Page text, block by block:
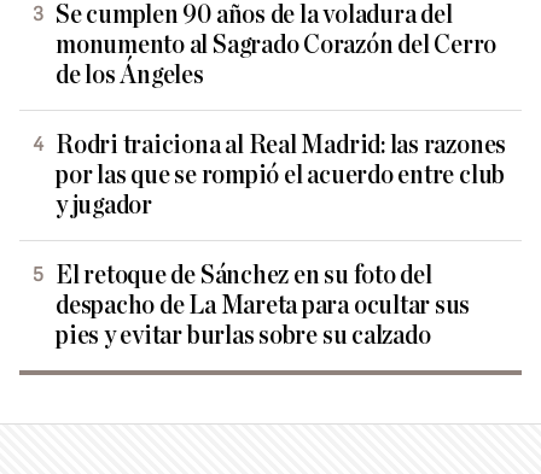
Se cumplen 90 años de la voladura del
monumento al Sagrado Corazón del Cerro
de los Ángeles
Rodri traiciona al Real Madrid: las razones
por las que se rompió el acuerdo entre club
y jugador
El retoque de Sánchez en su foto del
despacho de La Mareta para ocultar sus
pies y evitar burlas sobre su calzado